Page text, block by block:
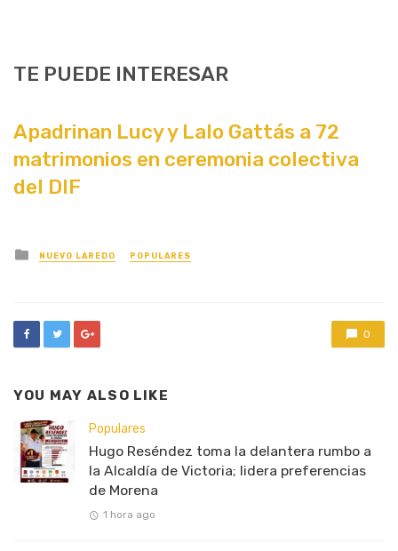
TE PUEDE INTERESAR
Apadrinan Lucy y Lalo Gattás a 72
matrimonios en ceremonia colectiva
del DIF
Posted
in
NUEVO LAREDO POPULARES
0
YOU MAY ALSO LIKE
Populares
Hugo Reséndez toma la delantera rumbo a
la Alcaldía de Victoria; lidera preferencias
de Morena
1 hora ago